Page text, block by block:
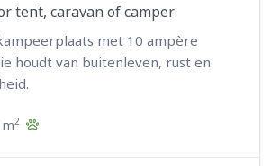
tent, caravan of camper
met 10 ampère
houdt van buitenleven, rust en
m2